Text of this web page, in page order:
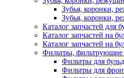
Зубья, коронки,
Зубья, коронки,
Каталог запчастей для
Каталог запчастей на
Каталог запчастей на
Фильтры, фильтрующие
Фильтры для
Фильтры для